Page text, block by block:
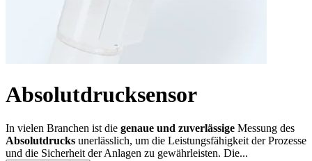
Absolutdrucksensor
In vielen Branchen ist die genaue und zuverlässige Messung des
Absolutdrucks unerlässlich, um die Leistungsfähigkeit der Prozesse
und die Sicherheit der Anlagen zu gewährleisten. Die...